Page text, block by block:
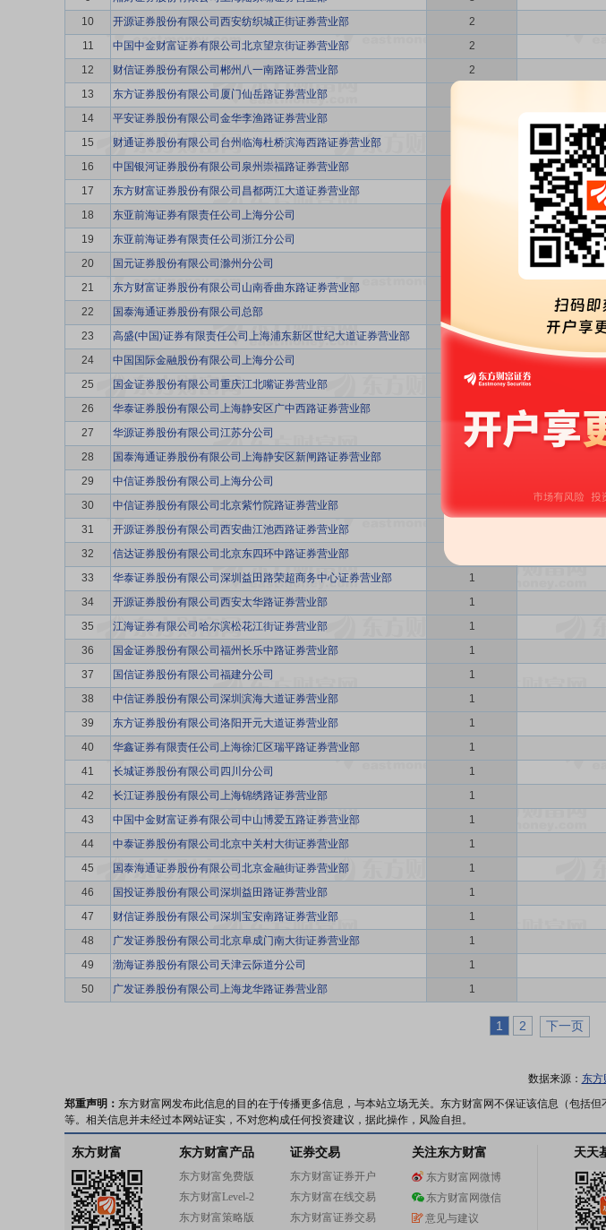
10
开源证券股份有限公司西安纺织城正街证券营业部 2
11
中国中金财富证券有限公司北京望京街证券营业部 2
12
财信证券股份有限公司郴州八一南路证券营业部 2
13
东方证券股份有限公司厦门仙岳路证券营业部
14
平安证券股份有限公司金华李渔路证券营业部
15
财通证券股份有限公司台州临海杜桥滨海西路证券营业部
16
中国银河证券股份有限公司泉州崇福路证券营业部
17
东方财富证券股份有限公司昌都两江大道证券营业部
18
东亚前海证券有限责任公司上海分公司
19
东亚前海证券有限责任公司浙江分公司
20
国元证券股份有限公司滁州分公司
21
东方财富证券股份有限公司山南香曲东路证券营业部
22
国泰海通证券股份有限公司总部
23
高盛(中国)证券有限责任公司上海浦东新区世纪大道证券营业部 1
24
中国国际金融股份有限公司上海分公司
25
国金证券股份有限公司重庆江北嘴证券营业部 1
26
华泰证券股份有限公司上海静安区广中西路证券营业部 1
27
华源证券股份有限公司江苏分公司 1
28
国泰海通证券股份有限公司上海静安区新闸路证券营业部
29
中信证券股份有限公司上海分公司
30
中信证券股份有限公司北京紫竹院路证券营业部
31
开源证券股份有限公司西安曲江池西路证券营业部
32
信达证券股份有限公司北京东四环中路证券营业部
33
华泰证券股份有限公司深圳益田路荣超商务中心证券营业部 1
34
开源证券股份有限公司西安太华路证券营业部 1
35
江海证券有限公司哈尔滨松花江街证券营业部 1
36
国金证券股份有限公司福州长乐中路证券营业部 1
37
国信证券股份有限公司福建分公司 1
38
中信证券股份有限公司深圳滨海大道证券营业部 1
39
东方证券股份有限公司洛阳开元大道证券营业部 1
40
华鑫证券有限责任公司上海徐汇区瑞平路证券营业部 1
41
长城证券股份有限公司四川分公司 1
42
长江证券股份有限公司上海锦绣路证券营业部 1
43
中国中金财富证券有限公司中山博爱五路证券营业部 1
44
中泰证券股份有限公司北京中关村大街证券营业部 1
45
国泰海通证券股份有限公司北京金融街证券营业部 1
46
国投证券股份有限公司深圳益田路证券营业部 1
47
财信证券股份有限公司深圳宝安南路证券营业部 1
48
广发证券股份有限公司北京阜成门南大街证券营业部 1
49
渤海证券股份有限公司天津云际道分公司 1
50
广发证券股份有限公司上海龙华路证券营业部 1
1 2 下一页
数据来源： 东方
郑重声明： 东方财富网发布此信息的目的在于传播更多信息，与本站立场无关。东方财富网不保证该信息（包括
等。相关信息并未经过本网站证实，不对您构成任何投资建议，据此操作，风险自担。